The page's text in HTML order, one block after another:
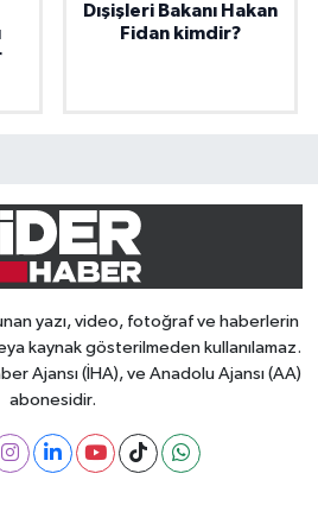
Dışişleri Bakanı Hakan
Fidan kimdir?
yazı, video, fotoğraf ve haberlerin
kaynak gösterilmeden kullanılamaz.
Ajansı (İHA), ve Anadolu Ajansı (AA)
abonesidir.